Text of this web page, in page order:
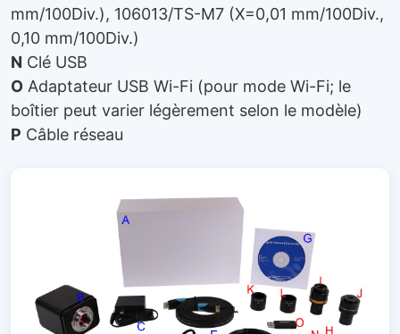
mm/100Div.), 106013/TS-M7 (X=0,01 mm/100Div.,
0,10 mm/100Div.)
N Clé USB
O Adaptateur USB Wi-Fi (pour mode Wi-Fi; le
boîtier peut varier légèrement selon le modèle)
P Câble réseau